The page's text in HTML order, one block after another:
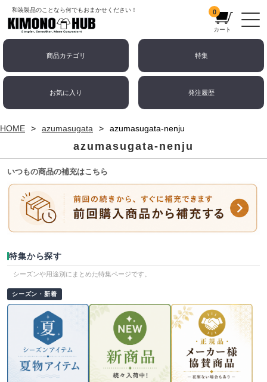
和装製品のことなら何でもおまかせください！ 0
カート
商品カテゴリ 特集
お気に入り 発注履歴
HOME azumasugata azumasugata-nenju
azumasugata-nenju
いつもの商品の補充はこちら
特集から探す
シーズンや用途別にまとめた特集ページです。
シーズン・新着